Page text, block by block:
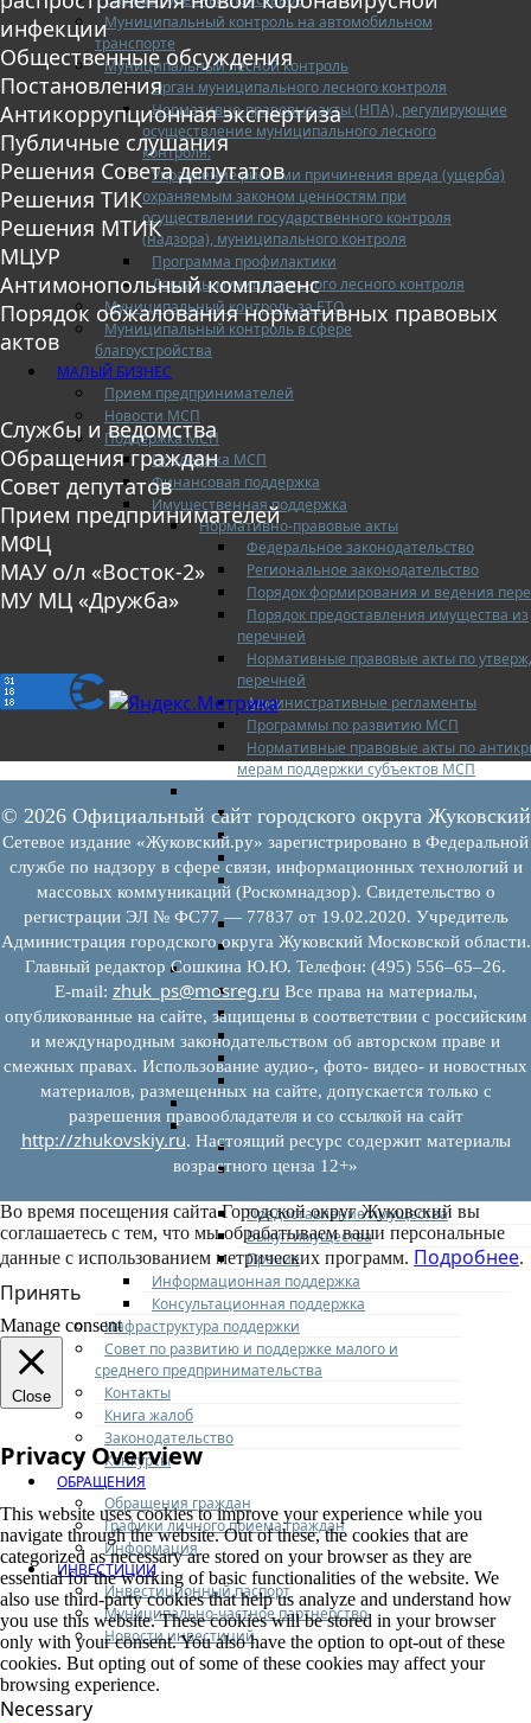
Муниципальный контроль на автомобильном
транспорте
Муниципальный лесной контроль
Орган муниципального лесного контроля
Нормативно-правовые акты (НПА), регулирующие
осуществление муниципального лесного
контроля:
Управление рисками причинения вреда (ущерба)
охраняемым законом ценностям при
осуществлении государственного контроля
(надзора), муниципального контроля
Программа профилактики
Доклады муниципального лесного контроля
Муниципальный контроль за ЕТО
Муниципальный контроль в сфере
благоустройства
МАЛЫЙ БИЗНЕС
Прием предпринимателей
Новости МСП
Поддержка МСП
Поддержка МСП
Финансовая поддержка
Имущественная поддержка
Нормативно-правовые акты
Федеральное законодательство
Региональное законодательство
Порядок формирования и ведения
Порядок предоставления имущества из
перечней
Нормативные правовые акты по
перечней
Административные регламенты
Программы по развитию МСП
Нормативные правовые акты по
мерам поддержки субъектов МСП
Перечень имущества для МСП
Паспорта объектов, включенных в
Информация о льготах
Сведения о коммерческой
предлагаемой бизнесу
Сведения о проводимых торгах
Инвестиционная карта Московской
Коллегиальный орган
Регламентирующие документы
График заседаний
Протоколы заседаний
Отчеты о деятельности
Иные документы
Материалы Корпорации МСП
Вопрос-ответ
Общие вопросы
Наполнение и актуализация перечней
Предоставление имущества
Выкуп имущества
Прочие
Информационная поддержка
Консультационная поддержка
Инфраструктура поддержки
Совет по развитию и поддержке малого и
среднего предпринимательства
Контакты
Книга жалоб
Законодательство
Конкурсы
ОБРАЩЕНИЯ
Обращения граждан
Графики личного приема граждан
Информация
ИНВЕСТИЦИИ
Инвестиционный паспорт
Муниципально-частное партнерство
Новости инвестиций
инфекции
Общественные обсуждения
Постановления
Антикоррупционная экспертиза
Публичные слушания
Решения Совета депутатов
Решения ТИК
Решения МТИК
МЦУР
Антимонопольный комплаенс
Порядок обжалования нормативных правовых
актов
Службы и ведомства
Обращения граждан
Совет депутатов
Прием предпринимателей
МФЦ
МАУ о/л «Восток-2»
МУ МЦ «Дружба»
© 2026 Официальный сайт городского округа Жуковский
Сетевое издание «Жуковский.ру» зарегистрировано в Федеральной
службе по надзору в сфере связи, информационных технологий и
массовых коммуникаций (Роскомнадзор). Свидетельство о
регистрации ЭЛ № ФС77 — 77837 от 19.02.2020. Учредитель
Администрация городского округа Жуковский Московской области.
Главный редактор Сошкина Ю.Ю. Телефон: (495) 556–65–26.
E‑mail: zhuk_ps@mosreg.ru Все права на материалы,
опубликованные на сайте, защищены в соответствии с российским
и международным законодательством об авторском праве и
смежных правах. Использование аудио-, фото- видео- и новостных
материалов, размещенных на сайте, допускается только с
разрешения правообладателя и со ссылкой на сайт
http://zhukovskiy.ru. Настоящий ресурс содержит материалы
возрастного ценза 12+»
Во время посещения сайта Городской округ Жуковский вы
соглашаетесь с тем, что мы обрабатываем ваши персональные
данные с использованием метрических программ. Подробнее.
Принять
Manage consent
Close
Privacy Overview
This website uses cookies to improve your experience while you
navigate through the website. Out of these, the cookies that are
categorized as necessary are stored on your browser as they are
essential for the working of basic functionalities of the website. We
also use third-party cookies that help us analyze and understand how
you use this website. These cookies will be stored in your browser
only with your consent. You also have the option to opt-out of these
cookies. But opting out of some of these cookies may affect your
browsing experience.
Necessary